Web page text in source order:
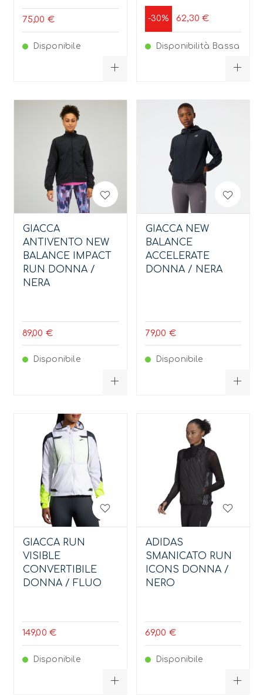
75,00 €
Disponibile
-30% 62,30 €
Disponibilità Bassa
GIACCA
ANTIVENTO NEW
BALANCE IMPACT
RUN DONNA /
NERA
89,00 €
Disponibile
GIACCA NEW
BALANCE
ACCELERATE
DONNA / NERA
79,00 €
Disponibile
GIACCA RUN
VISIBLE
CONVERTIBILE
DONNA / FLUO
149,00 €
Disponibile
ADIDAS
SMANICATO RUN
ICONS DONNA /
NERO
69,00 €
Disponibile